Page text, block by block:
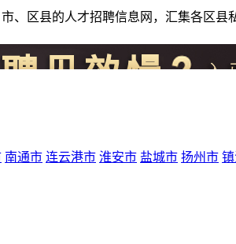
、区县的人才招聘信息网，汇集各区
南通市 连云港市 淮安市 盐城市 扬州市